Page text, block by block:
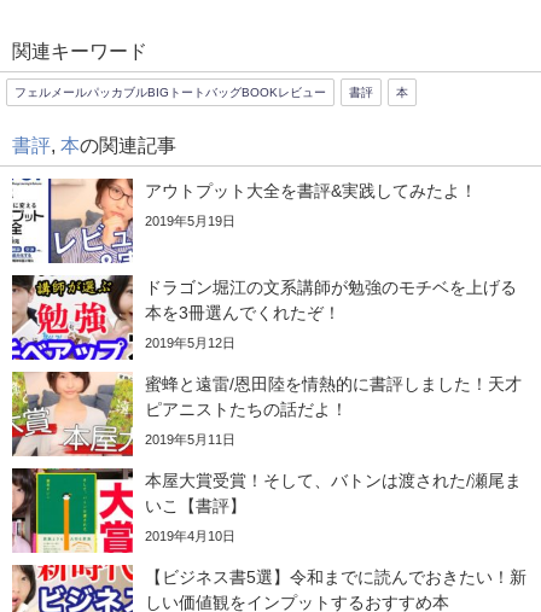
関連キーワード
フェルメールパッカブルBIGトートバッグBOOKレビュー 書評 本
書評 本の関連記事
アウトプット大全を書評&実践してみたよ！
2019年5月19日
ドラゴン堀江の文系講師が勉強のモチベを上げる
本を3冊選んでくれたぞ！
2019年5月12日
蜜蜂と遠雷/恩田陸を情熱的に書評しました！天才
ピアニストたちの話だよ！
2019年5月11日
本屋大賞受賞！そして、バトンは渡された/瀬尾ま
いこ【書評】
2019年4月10日
【ビジネス書5選】令和までに読んでおきたい！新
しい価値観をインプットするおすすめ本